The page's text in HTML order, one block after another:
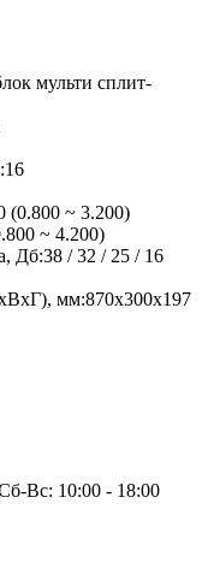
мульти сплит-
16
(0.800 ~ 3.200)
~ 4.200)
Дб:38 / 32 / 25 / 16
мм:870х300х197
Вс: 10:00 - 18:00